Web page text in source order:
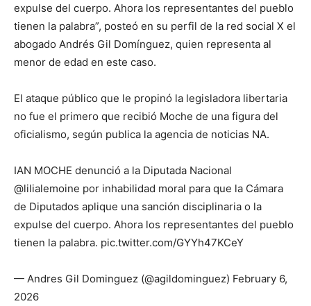
expulse del cuerpo. Ahora los representantes del pueblo
tienen la palabra”, posteó en su perfil de la red social X el
abogado Andrés Gil Domínguez, quien representa al
menor de edad en este caso.
El ataque público que le propinó la legisladora libertaria
no fue el primero que recibió Moche de una figura del
oficialismo, según publica la agencia de noticias NA.
IAN MOCHE denunció a la Diputada Nacional
@lilialemoine por inhabilidad moral para que la Cámara
de Diputados aplique una sanción disciplinaria o la
expulse del cuerpo. Ahora los representantes del pueblo
tienen la palabra. pic.twitter.com/GYYh47KCeY
— Andres Gil Dominguez (@agildominguez) February 6,
2026